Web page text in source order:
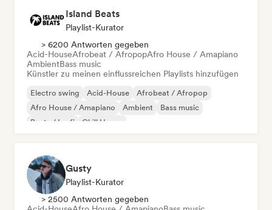
Island Beats
Playlist-Kurator
> 6200 Antworten gegeben
Acid-HouseAfrobeat / AfropopAfro House / Amapiano
AmbientBass music
Künstler zu meinen einflussreichen Playlists hinzufügen
Electro swing Acid-House
Afrobeat / Afropop
Afro House / Amapiano
Ambient
Bass music
Beats / Lo-fi
Chill House
Gusty
Playlist-Kurator
> 2500 Antworten gegeben